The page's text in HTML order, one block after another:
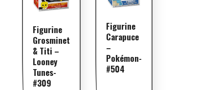
Figurine
Grosminet
& Titi –
Looney
Tunes-
#309
Figurine
Carapuce
–
Pokémon-
#504